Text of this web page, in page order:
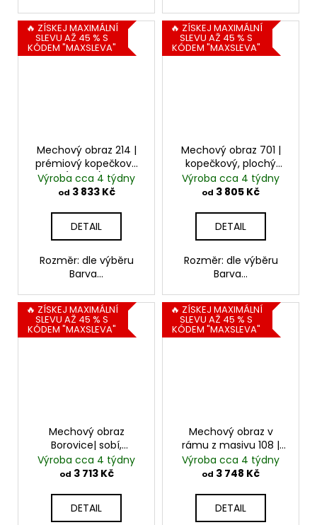
🔥 ZÍSKEJ MAXIMÁLNÍ
SLEVU AŽ 45 % S
KÓDEM "MAXSLEVA"
Mechový obraz 214 |
prémiový kopečkový
mech (kulatý) | světle
zelená
Výroba cca 4 týdny
od 3 833 Kč
DETAIL
Rozměr: dle výběru
Barva...
🔥 ZÍSKEJ MAXIMÁLNÍ
SLEVU AŽ 45 % S
KÓDEM "MAXSLEVA"
Mechový obraz 701 |
kopečkový, plochý
mech a rostliny
Výroba cca 4 týdny
od 3 805 Kč
DETAIL
Rozměr: dle výběru
Barva...
🔥 ZÍSKEJ MAXIMÁLNÍ
SLEVU AŽ 45 % S
KÓDEM "MAXSLEVA"
Mechový obraz
Borovice| sobí,
kopečkový, plochý
mech + dřevina
Výroba cca 4 týdny
od 3 713 Kč
DETAIL
🔥 ZÍSKEJ MAXIMÁLNÍ
SLEVU AŽ 45 % S
KÓDEM "MAXSLEVA"
Mechový obraz v
rámu z masivu 108 |
kopečkový mech
Výroba cca 4 týdny
od 3 748 Kč
DETAIL